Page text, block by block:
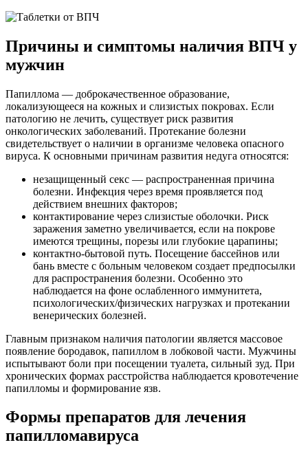
Причины и симптомы наличия ВПЧ у
мужчин
Папиллома — доброкачественное образование,
локализующееся на кожных и слизистых покровах. Если
патологию не лечить, существует риск развития
онкологических заболеваний. Протекание болезни
свидетельствует о наличии в организме человека опасного
вируса. К основными причинам развития недуга относятся:
незащищенный секс — распространенная причина
болезни. Инфекция через время проявляется под
действием внешних факторов;
контактирование через слизистые оболочки. Риск
заражения заметно увеличивается, если на покрове
имеются трещины, порезы или глубокие царапины;
контактно-бытовой путь. Посещение бассейнов или
бань вместе с больным человеком создает предпосылки
для распространения болезни. Особенно это
наблюдается на фоне ослабленного иммунитета,
психологических/физических нагрузках и протекании
венерических болезней.
Главным признаком наличия патологии является массовое
появление бородавок, папиллом в лобковой части. Мужчины
испытывают боли при посещении туалета, сильный зуд. При
хронических формах расстройства наблюдается кровотечение
папилломы и формирование язв.
Формы препаратов для лечения
папилломавируса